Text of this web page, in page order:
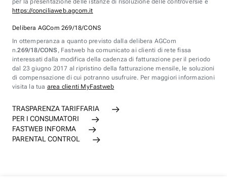
per la presentazione delle istanze di risoluzione delle controversie è
https://conciliaweb.agcom.it
Delibera AGCom 269/18/CONS
In ottemperanza a quanto previsto dalla delibera AGCom
n.269/18/CONS , Fastweb ha comunicato ai clienti di rete fissa
interessati dalla modifica della cadenza di fatturazione per il periodo
dal 23 giugno 2017 al ripristino della fatturazione mensile, le soluzioni
di compensazione di cui potranno usufruire. Per maggiori informazioni
visita la tua area clienti MyFastweb
TRASPARENZA TARIFFARIA
PER I CONSUMATORI
FASTWEB INFORMA
PARENTAL CONTROL